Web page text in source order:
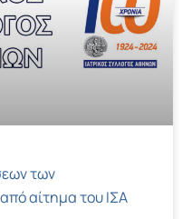
των
αίτημα του ΙΣΑ